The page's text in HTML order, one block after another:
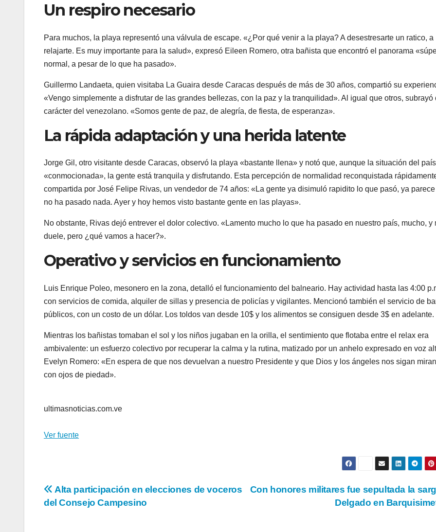
Un respiro necesario
Para muchos, la playa representó una válvula de escape. «¿Por qué venir a la playa? A desestresarte un ratico, a
relajarte. Es muy importante para la salud», expresó Eileen Romero, otra bañista que encontró el panorama
normal, a pesar de lo que ha pasado».
Guillermo Landaeta, quien visitaba La Guaira desde Caracas después de más de 30 años, compartió su
«Vengo simplemente a disfrutar de las grandes bellezas, con la paz y la tranquilidad». Al igual que otros, subrayó
carácter del venezolano. «Somos gente de paz, de alegría, de fiesta, de esperanza».
La rápida adaptación y una herida latente
Jorge Gil, otro visitante desde Caracas, observó la playa «bastante llena» y notó que, aunque la situación del
«conmocionada», la gente está tranquila y disfrutando. Esta percepción de normalidad reconquistada
compartida por José Felipe Rivas, un vendedor de 74 años: «La gente ya disimuló rapidito lo que pasó, ya
no ha pasado nada. Ayer y hoy hemos visto bastante gente en las playas».
No obstante, Rivas dejó entrever el dolor colectivo. «Lamento mucho lo que ha pasado en nuestro país, mucho, y
duele, pero ¿qué vamos a hacer?».
Operativo y servicios en funcionamiento
Luis Enrique Poleo, mesonero en la zona, detalló el funcionamiento del balneario. Hay actividad hasta las 4:00
con servicios de comida, alquiler de sillas y presencia de policías y vigilantes. Mencionó también el servicio de
públicos, con un costo de un dólar. Los toldos van desde 10$ y los alimentos se consiguen desde 3$ en adelante.
Mientras los bañistas tomaban el sol y los niños jugaban en la orilla, el sentimiento que flotaba entre el relax era
ambivalente: un esfuerzo colectivo por recuperar la calma y la rutina, matizado por un anhelo expresado en voz
Evelyn Romero: «En espera de que nos devuelvan a nuestro Presidente y que Dios y los ángeles nos sigan
con ojos de piedad».
ultimasnoticias.com.ve
Ver fuente
Navegación
Con honores militares fue sepultada la
Delgado en
Alta participación en elecciones de voceros
del Consejo Campesino